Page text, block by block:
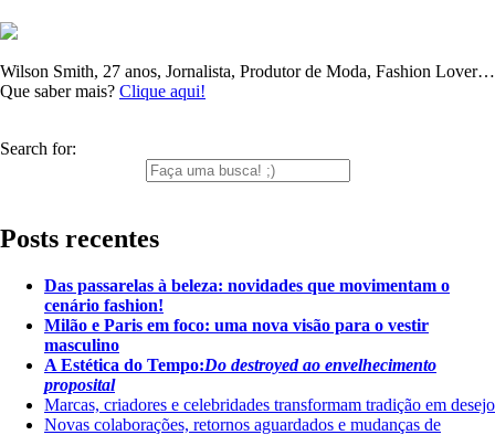
Wilson Smith, 27 anos, Jornalista, Produtor de Moda, Fashion Lover…
Que saber mais? Clique aqui!
Search for:
Posts recentes
Das passarelas à beleza: novidades que movimentam o
cenário fashion!
Milão e Paris em foco: uma nova visão para o vestir
masculino
A Estética do Tempo:Do destroyed ao envelhecimento
proposital
Marcas, criadores e celebridades transformam tradição em desejo
Novas colaborações, retornos aguardados e mudanças de